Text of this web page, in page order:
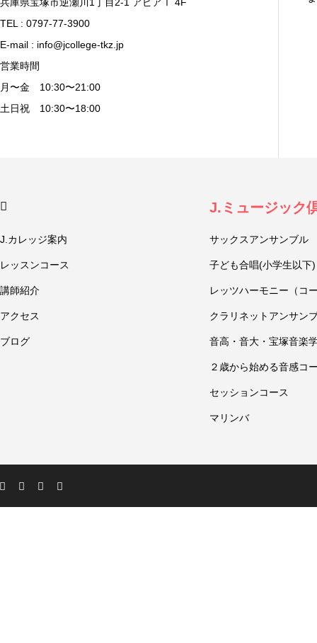
TEL : 0797-77-3900
E-mail : info@jcollege-tkz.jp
営業時間
月〜金 10:30〜21:00
土日祝 10:30〜18:00
J.カレッジ案内
レッスンコース
講師紹介
アクセス
ブログ
J.ミュージック
サックスアンサンブル
子ども合唱(小学生以下)
レッツハーモニー（コ
クラリネットアンサン
音高・音大・宝塚音楽
２歳から始める音感コ
セッションコース
マリンバ